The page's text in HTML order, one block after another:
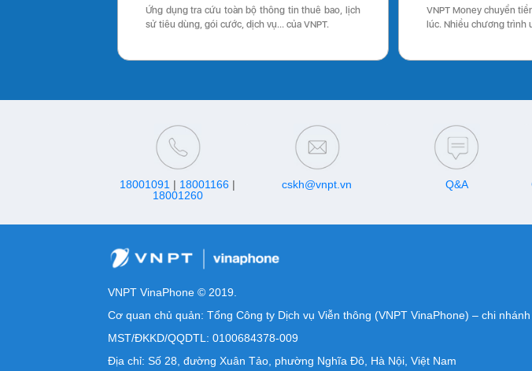
Ứng dụng tra cứu toàn bộ thông tin thuê bao, lịch
sử tiêu dùng, gói cước, dịch vụ… của VNPT.
VNPT Money chuyển
lúc. Nhiều chương trình
18001091 | 18001166 |
18001260
cskh@vnpt.vn Q&A
VNPT VinaPhone © 2019.
Cơ quan chủ quản: Tổng Công ty Dịch vụ Viễn thông (VNPT VinaPhone) – chi
MST/ĐKKD/QQDTL: 0100684378-009
Địa chỉ: Số 28, đường Xuân Tảo, phường Nghĩa Đô, Hà Nội, Việt Nam